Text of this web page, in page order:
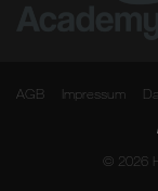
AGB Impressum
© 2026